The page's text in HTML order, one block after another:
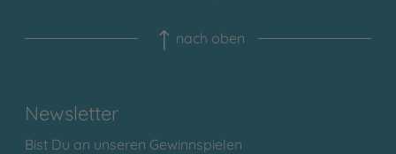
nach oben
Newsletter
Bist Du an unseren Gewinnspielen